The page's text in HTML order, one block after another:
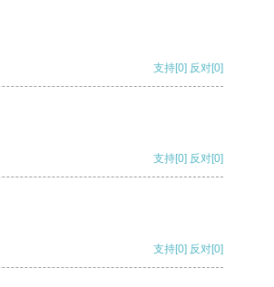
支持[0] 反对[0]
支持[0] 反对[0]
支持[0] 反对[0]